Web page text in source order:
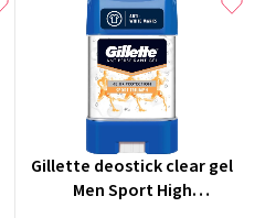
Gillette deostick clear gel
Men Sport High